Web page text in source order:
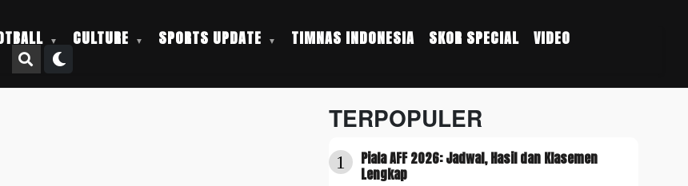
CULTURE SPORTS UPDATE TIMNAS INDONESIA SKOR SPECIAL VIDEO
TERPOPULER
1
Piala AFF 2026: Jadwal, Hasil dan Klasemen
Lengkap